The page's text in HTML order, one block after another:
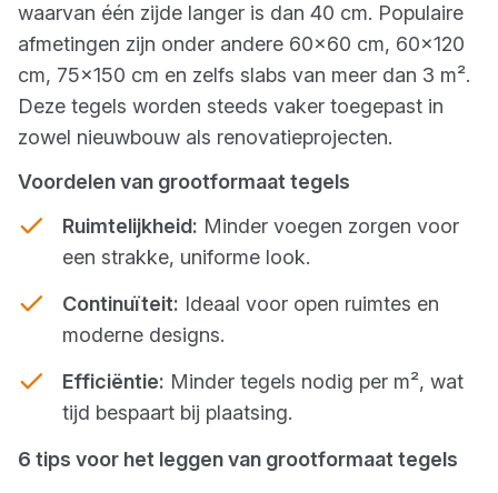
waarvan één zijde langer is dan 40 cm. Populaire
afmetingen zijn onder andere 60x60 cm, 60x120
cm, 75x150 cm en zelfs slabs van meer dan 3 m².
Deze tegels worden steeds vaker toegepast in
zowel nieuwbouw als renovatieprojecten.
Voordelen van grootformaat tegels
Ruimtelijkheid: Minder voegen zorgen voor
een strakke, uniforme look.
Continuïteit: Ideaal voor open ruimtes en
moderne designs.
Efficiëntie: Minder tegels nodig per m², wat
tijd bespaart bij plaatsing.
6 tips voor het leggen van grootformaat tegels